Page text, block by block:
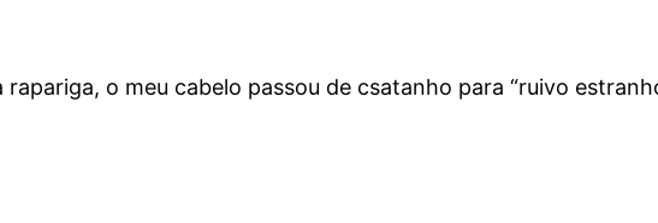
o meu cabelo passou de csatanho para “ruivo